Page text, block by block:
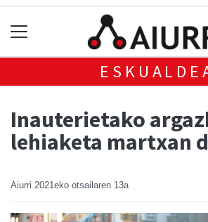
Inauterietako
lehiaketa martxan
Aiurri 2021eko otsailaren 13a